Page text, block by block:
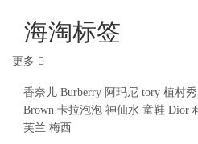
海淘标签
更多
香奈儿 Burberry 阿玛尼 tory 植村秀
Brown 卡拉泡泡 神仙水 童鞋 Dior
芙兰 梅西